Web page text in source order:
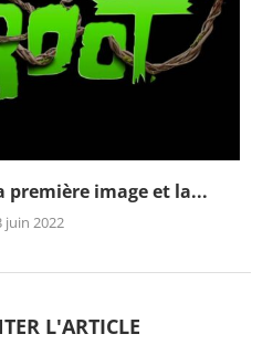
première image et la...
juin 2022
L'ARTICLE